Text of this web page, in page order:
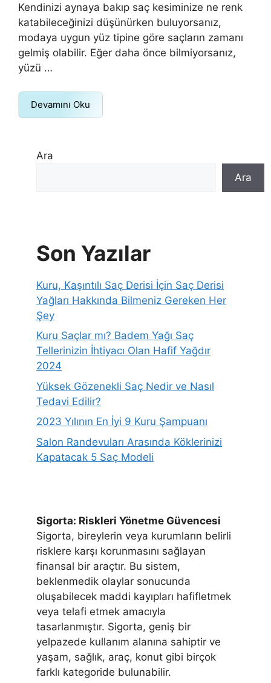
Kendinizi aynaya bakıp saç kesiminize ne renk
katabileceğinizi düşünürken buluyorsanız,
modaya uygun yüz tipine göre saçların zamanı
gelmiş olabilir. Eğer daha önce bilmiyorsanız,
yüzü …
Devamını Oku
Ara
Ara
Son Yazılar
Kuru, Kaşıntılı Saç Derisi İçin Saç Derisi
Yağları Hakkında Bilmeniz Gereken Her
Şey
Kuru Saçlar mı? Badem Yağı Saç
Tellerinizin İhtiyacı Olan Hafif Yağdır
2024
Yüksek Gözenekli Saç Nedir ve Nasıl
Tedavi Edilir?
2023 Yılının En İyi 9 Kuru Şampuanı
Salon Randevuları Arasında Köklerinizi
Kapatacak 5 Saç Modeli
Sigorta: Riskleri Yönetme Güvencesi
Sigorta, bireylerin veya kurumların belirli
risklere karşı korunmasını sağlayan
finansal bir araçtır. Bu sistem,
beklenmedik olaylar sonucunda
oluşabilecek maddi kayıpları hafifletmek
veya telafi etmek amacıyla
tasarlanmıştır. Sigorta, geniş bir
yelpazede kullanım alanına sahiptir ve
yaşam, sağlık, araç, konut gibi birçok
farklı kategoride bulunabilir.